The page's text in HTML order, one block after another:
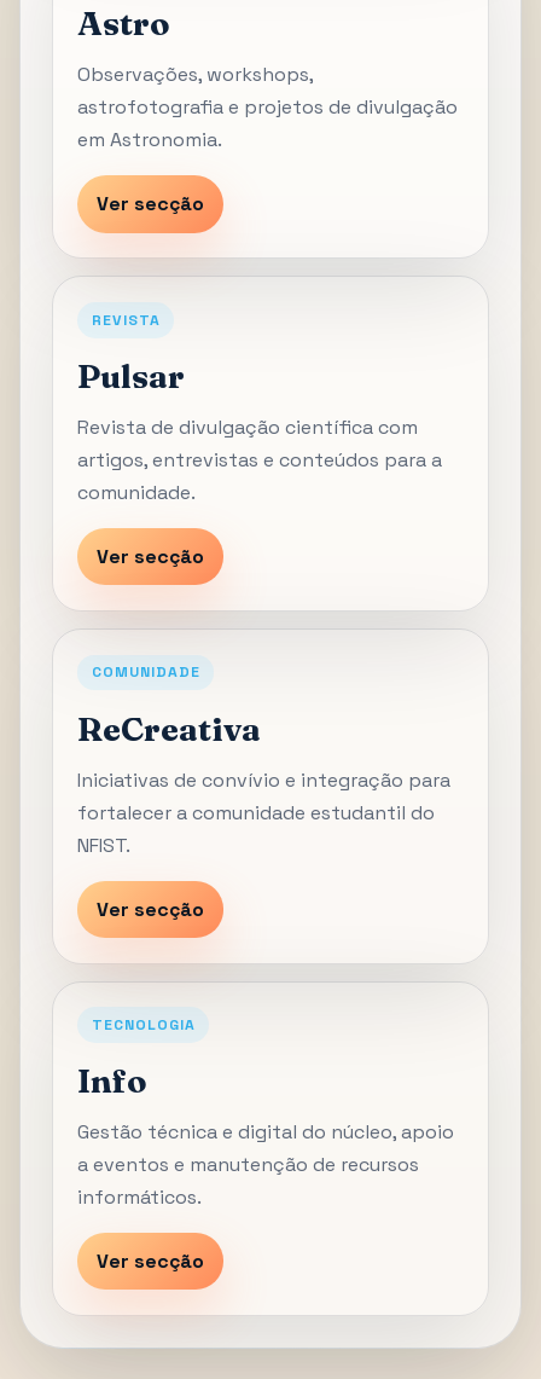
Astro
Observações, workshops,
astrofotografia e projetos de divulgação
em Astronomia.
Ver secção
REVISTA
Pulsar
Revista de divulgação científica com
artigos, entrevistas e conteúdos para a
comunidade.
Ver secção
COMUNIDADE
ReCreativa
Iniciativas de convívio e integração para
fortalecer a comunidade estudantil do
NFIST.
Ver secção
TECNOLOGIA
Info
Gestão técnica e digital do núcleo, apoio
a eventos e manutenção de recursos
informáticos.
Ver secção